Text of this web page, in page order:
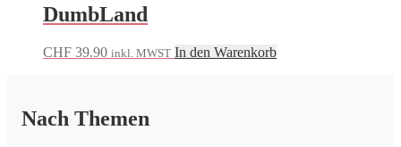
DumbLand
CHF 39.90 inkl. MWST In den Warenkorb
Nach Themen